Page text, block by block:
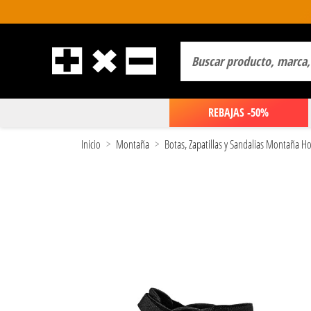
REBAJAS -50%
Inicio Montaña Botas, Zapatillas y Sandalias Montaña